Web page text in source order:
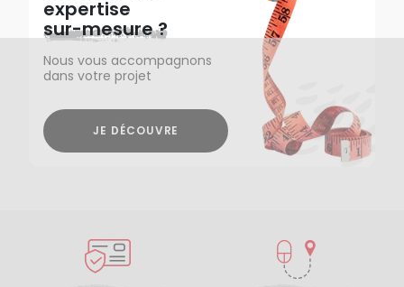
expertise
sur-mesure ?
Nous vous accompagnons
dans votre projet
JE DÉCOUVRE